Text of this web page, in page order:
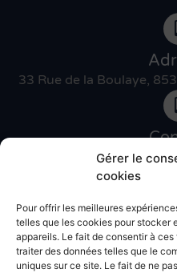
Gérer le
cookies
Pour offrir les meilleures
telles que les cookies pour stocker
appareils. Le fait de consentir à
traiter des données telles que le
uniques sur ce site. Le fait de ne
33 Rue de la Boulaye,
06 46
02 51